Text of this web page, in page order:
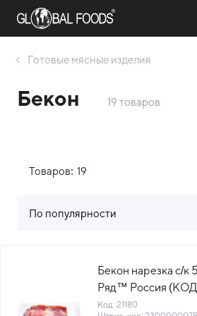
Готовые мясные изделия
Бекон 19 товаров
Товаров: 19
По популярности
Бекон нарезка с/
Ряд™ Россия (КОД
Код: 21180